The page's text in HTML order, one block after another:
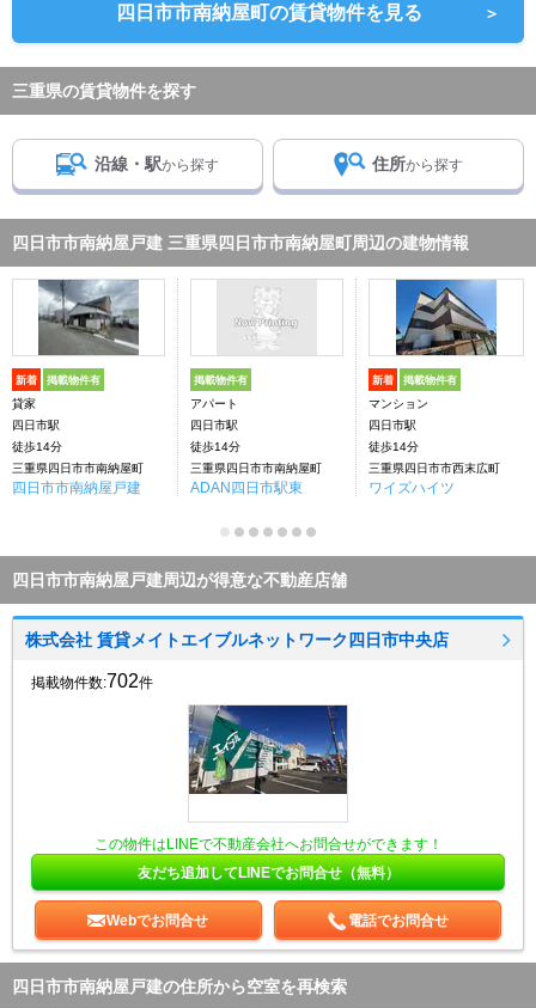
四日市市南納屋町の賃貸物件を見る ＞
三重県の賃貸物件を探す
沿線・駅から探す 住所から探す
四日市市南納屋戸建 三重県四日市市南納屋町周辺の建物情報
新着 掲載物件有
貸家
四日市駅
徒歩14分
三重県四日市市南納屋町
四日市市南納屋戸建
掲載物件有
アパート
四日市駅
徒歩14分
三重県四日市市南納屋町
ADAN四日市駅東
新着 掲載物件有
マンション
四日市駅
徒歩14分
三重県四日市市西末広町
ワイズハイツ
四日市市南納屋戸建周辺が得意な不動産店舗
株式会社 賃貸メイトエイブルネットワーク四日市中央店
掲載物件数:702件
この物件はLINEで不動産会社へお問合せができます！
友だち追加してLINEでお問合せ（無料）
Webでお問合せ 電話でお問合せ
四日市市南納屋戸建の住所から空室を再検索